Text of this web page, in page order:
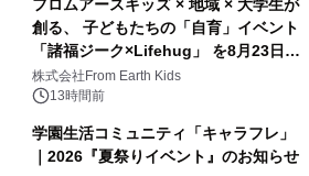
フロムアースキッズ × 地域 × 大学生が
創る、 子どもたちの「自育」イベント
「諸福ジーク×Lifehug」 を8月23日
(日)開催
株式会社From Earth Kids
13時間前
学園生活コミュニティ「キャラフレ」
｜2026『夏祭りイベント』のお知らせ